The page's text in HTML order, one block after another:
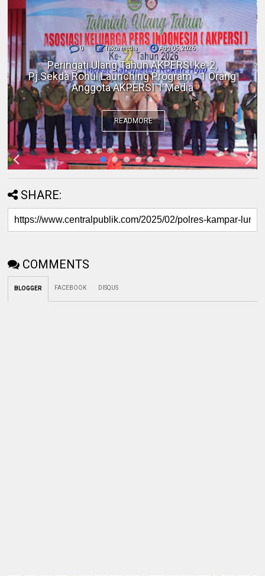
0 fakta media Aug 06, 2026
Polres Inhil bersama Pemkab Inhil dan
BKSDA Riau Perkuat Sinergi Tangani
Gangguan Kera Liar di Tembilahan
READMORE
SHARE:
COMMENTS
BLOGGER FACEBOOK DISQUS